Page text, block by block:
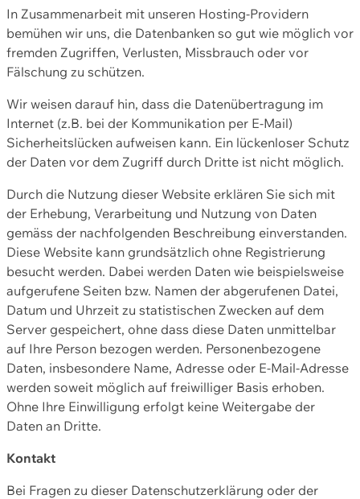
In Zusammenarbeit mit unseren Hosting-Providern
bemühen wir uns, die Datenbanken so gut wie möglich vor
fremden Zugriffen, Verlusten, Missbrauch oder vor
Fälschung zu schützen.
Wir weisen darauf hin, dass die Datenübertragung im
Internet (z.B. bei der Kommunikation per E-Mail)
Sicherheitslücken aufweisen kann. Ein lückenloser Schutz
der Daten vor dem Zugriff durch Dritte ist nicht möglich.
Durch die Nutzung dieser Website erklären Sie sich mit
der Erhebung, Verarbeitung und Nutzung von Daten
gemäss der nachfolgenden Beschreibung einverstanden.
Diese Website kann grundsätzlich ohne Registrierung
besucht werden. Dabei werden Daten wie beispielsweise
aufgerufene Seiten bzw. Namen der abgerufenen Datei,
Datum und Uhrzeit zu statistischen Zwecken auf dem
Server gespeichert, ohne dass diese Daten unmittelbar
auf Ihre Person bezogen werden. Personenbezogene
Daten, insbesondere Name, Adresse oder E-Mail-Adresse
werden soweit möglich auf freiwilliger Basis erhoben.
Ohne Ihre Einwilligung erfolgt keine Weitergabe der
Daten an Dritte.
Kontakt
Bei Fragen zu dieser Datenschutzerklärung oder der